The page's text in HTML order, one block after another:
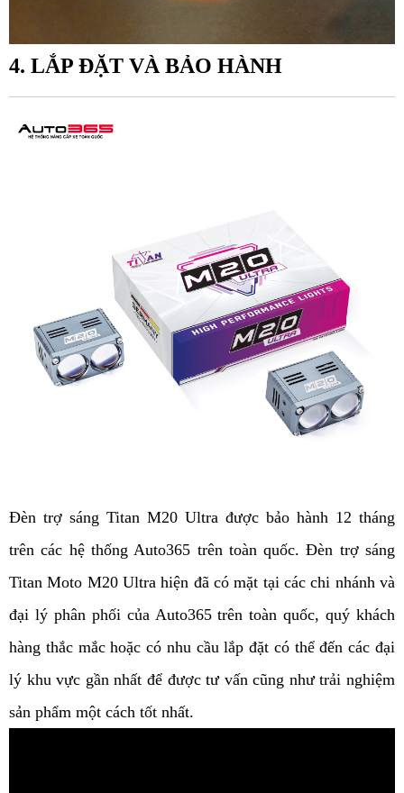
4. LẮP ĐẶT VÀ BẢO HÀNH
Đèn trợ sáng Titan M20 Ultra được bảo hành 12 tháng
trên các hệ thống Auto365 trên toàn quốc. Đèn trợ sáng
Titan Moto M20 Ultra hiện đã có mặt tại các chi nhánh và
đại lý phân phối của Auto365 trên toàn quốc, quý khách
hàng thắc mắc hoặc có nhu cầu lắp đặt có thể đến các đại
lý khu vực gần nhất để được tư vấn cũng như trải nghiệm
sản phẩm một cách tốt nhất.